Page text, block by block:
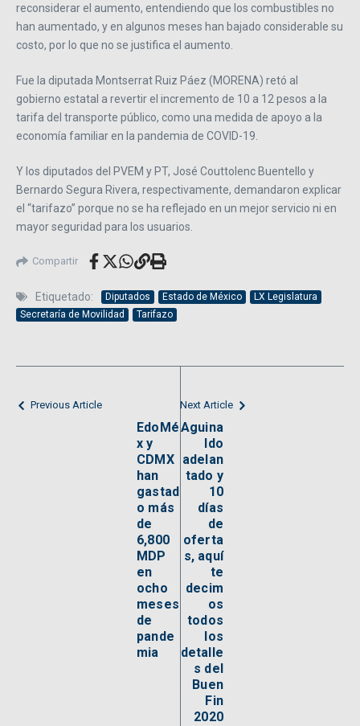
reconsiderar el aumento, entendiendo que los combustibles no
han aumentado, y en algunos meses han bajado considerable su
costo, por lo que no se justifica el aumento.
Fue la diputada Montserrat Ruiz Páez (MORENA) retó al
gobierno estatal a revertir el incremento de 10 a 12 pesos a la
tarifa del transporte público, como una medida de apoyo a la
economía familiar en la pandemia de COVID-19.
Y los diputados del PVEM y PT, José Couttolenc Buentello y
Bernardo Segura Rivera, respectivamente, demandaron explicar
el “tarifazo” porque no se ha reflejado en un mejor servicio ni en
mayor seguridad para los usuarios.
Compartir
Etiquetado: Diputados Estado de México
LX Legislatura
Secretaría de Movilidad
Tarifazo
Previous Article
EdoMé
x y
CDMX
han
gastad
o más
de
6,800
MDP
en
ocho
meses
de
pande
mia
Next Article
Aguina
ldo
adelan
tado y
10
días
de
oferta
s, aquí
te
decim
os
todos
los
detalle
s del
Buen
Fin
2020